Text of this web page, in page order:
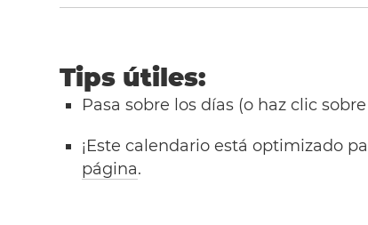
Tips útiles:
Pasa sobre los días (o haz clic
¡Este calendario está optimizado
página.